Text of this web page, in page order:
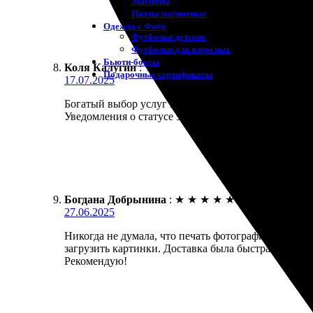
Пазлы магнитные
Одежда с Фото
Футболки детские
Футболки для взрослых
Бьюти-боксы
Подарочные сертификаты
Коля Калугин : ★ ★
17.07.2025
Богатый выбор услуг и простота процесса.
Уведомления о статусе заказа пришли в срок, а
Богдана Добрынина : ★ ★ ★ ★ ★
27.06.2025
Никогда не думала, что печать фотографий может
загрузить картинки. Доставка была быстрая, а
Рекомендую!